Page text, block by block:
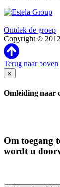
Ontdek de groep
Copyright ©
Terug naar boven
×
Omleiding naar
Om toegang
wordt u